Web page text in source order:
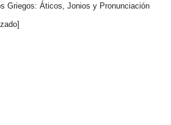
Griegos: Áticos, Jonios y Pronunciación